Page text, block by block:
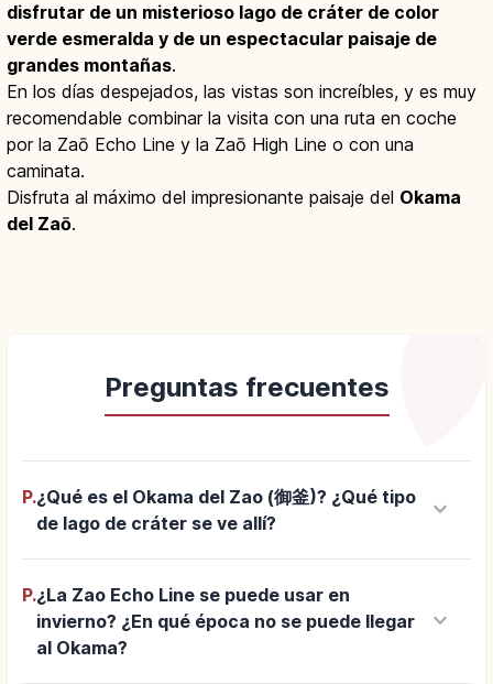
disfrutar de un misterioso lago de cráter de color
verde esmeralda y de un espectacular paisaje de
grandes montañas.
En los días despejados, las vistas son increíbles, y es muy
recomendable combinar la visita con una ruta en coche
por la Zaō Echo Line y la Zaō High Line o con una
caminata.
Disfruta al máximo del impresionante paisaje del Okama
del Zaō.
Preguntas frecuentes
P.¿Qué es el Okama del Zao (御釜)? ¿Qué tipo
de lago de cráter se ve allí?
keyboard_arrow_down
P.¿La Zao Echo Line se puede usar en
invierno? ¿En qué época no se puede llegar
al Okama?
keyboard_arrow_down